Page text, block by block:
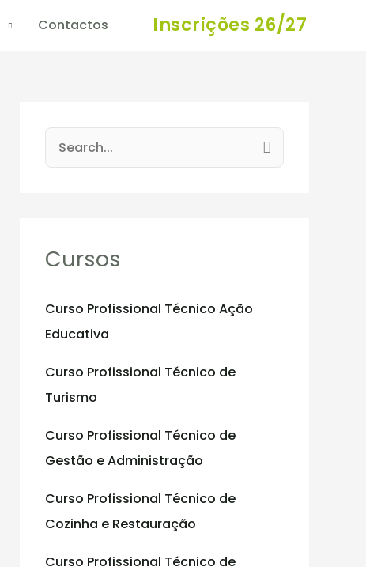
Contactos Inscrições 26/27
c
f
o
:
Cursos
Curso Profissional Técnico Ação
Educativa
Curso Profissional Técnico de
Turismo
Curso Profissional Técnico de
Gestão e Administração
Curso Profissional Técnico de
Cozinha e Restauração
Curso Profissional Técnico de